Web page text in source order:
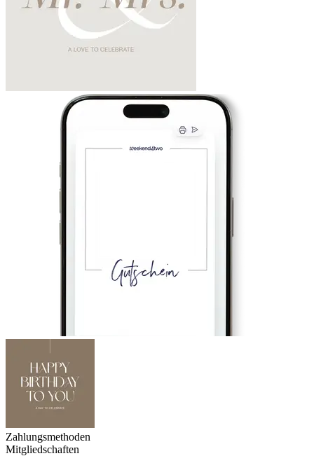
Zahlungsmethoden
Mitgliedschaften